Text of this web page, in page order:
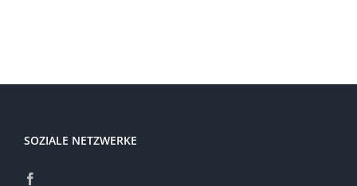
SOZIALE NETZWERKE